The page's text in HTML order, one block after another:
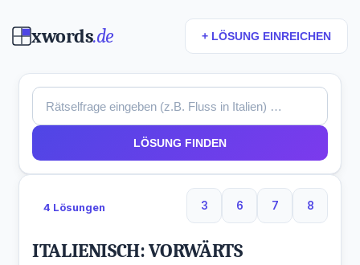
xwords.de + LÖSUNG EINREICHEN
LÖSUNG FINDEN
4 Lösungen 3
3 Buchstaben
6
6 Buchstaben
7
7 Buchstaben
8
8
ITALIENISCH: VORWÄRTS